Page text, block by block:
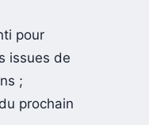
pour
de
;